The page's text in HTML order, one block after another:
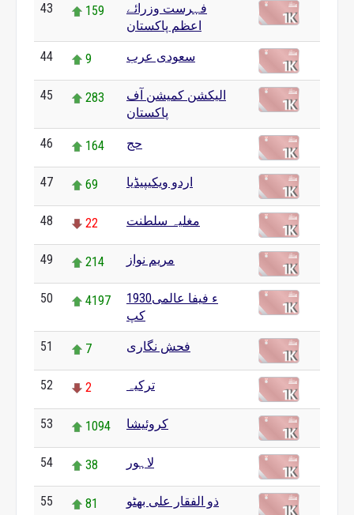
43 159
فہرست وزرائے
اعظم پاکستان
44 9 سعودی عرب
45 283
الیکشن کمیشن آف
پاکستان
46 164 حج
47 69 اردو ویکیپیڈیا
48 22 مغلیہ سلطنت
49 214 مریم نواز
50 4197
1930ء فیفا عالمی
کپ
51 7 فحش نگاری
52 2 ترکیہ
53 1094 کروئیشا
54 38 لاہور
55 81 ذو الفقار علی بھٹو